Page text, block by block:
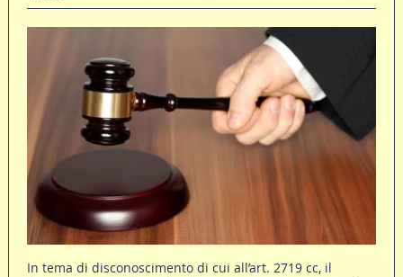
In tema di disconoscimento di cui all’art. 2719 cc, il